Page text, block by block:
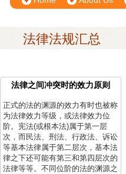
法律法规汇总
法律之间冲突时的效力原则
正式的法的渊源的效力有时也被称
为法律效力等级，或法律效力位
阶。宪法(或根本法)属于第一层
次，而民法、刑法、行政法、诉讼
等基本法律属于第二层次，基本法
律之下还可能有第三和第四层次的
法律等等。不同位阶的法的渊源之